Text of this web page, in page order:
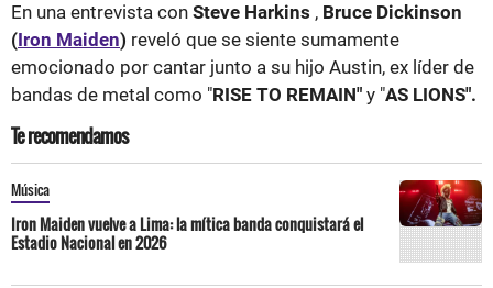
En una entrevista con Steve Harkins , Bruce Dickinson
(Iron Maiden) reveló que se siente sumamente
emocionado por cantar junto a su hijo Austin, ex líder de
bandas de metal como "RISE TO REMAIN" y "AS LIONS".
Te recomendamos
Música
Iron Maiden vuelve a Lima: la mítica banda conquistará el
Estadio Nacional en 2026